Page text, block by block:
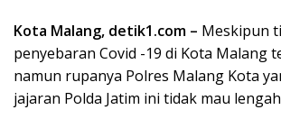
Kota Malang, detik1.com – Meskipun
penyebaran Covid -19 di Kota Malang
namun rupanya Polres Malang Kota
jajaran Polda Jatim ini tidak mau